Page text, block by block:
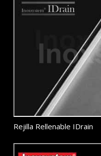
Rejilla Rellenable IDrain